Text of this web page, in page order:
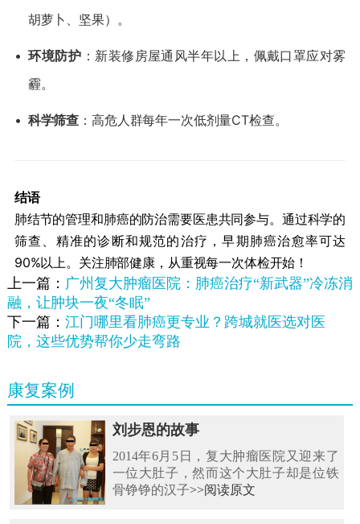
胡萝卜、坚果）。
• ​环境防护​ ​：新装修房屋通风半年以上，佩戴口罩应对雾
霾。
• ​科学筛查​ ​：高危人群每年一次低剂量CT检查。
​结语​
肺结节的管理和肺癌的防治需要医患共同参与。通过科学的
筛查、精准的诊断和规范的治疗，早期肺癌治愈率可达
90%以上。关注肺部健康，从重视每一次体检开始！
上一篇： 广州复大肿瘤医院：肺癌治疗“新武器”冷冻消
融，让肿块一夜“冬眠”
下一篇： 江门哪里看肺癌更专业？跨城就医选对医
院，这些优势帮你少走弯路
康复案例
刘步恩的故事
2014年6月5日，复大肿瘤医院又迎来了
一位大肚子，然而这个大肚子却是位铁
骨铮铮的汉子>>阅读原文